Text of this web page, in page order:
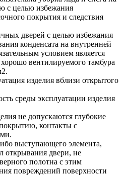
с целью избежания
покрытия и следствия
дверей с целью избежания
конденсата на внутренней
условием является
вентилируемого тамбура
изделия вблизи открытого
среды эксплуатации изделия
не допускаются глубокие
контакты с
выступающего элемента,
открывания двери, не
полотна с этим
повреждений поверхности